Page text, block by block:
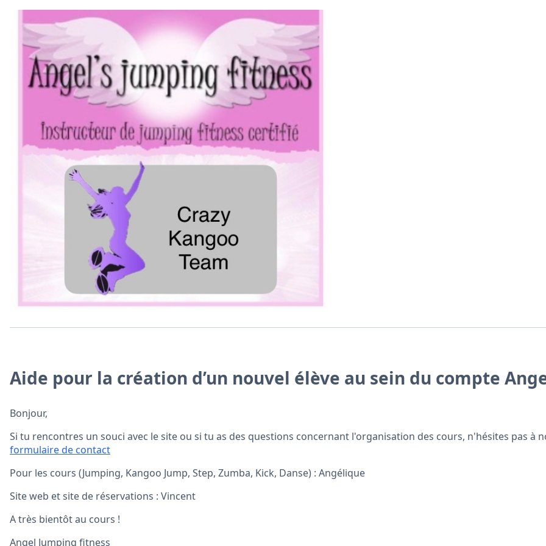
Aide pour la création d’un nouvel élève au sein du compte
Bonjour,
Si tu rencontres un souci avec le site ou si tu as des questions concernant l'organisation des cours, n'hésites pas à
formulaire de contact
Pour les cours (Jumping, Kangoo Jump, Step, Zumba, Kick, Danse) : Angélique
Site web et site de réservations : Vincent
A très bientôt au cours !
Angel Jumping fitness